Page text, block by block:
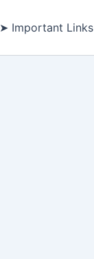
➤ Important Links